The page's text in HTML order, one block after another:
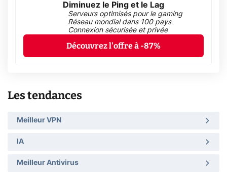
Diminuez le Ping et le Lag
Serveurs optimisés pour le gaming
Réseau mondial dans 100 pays
Connexion sécurisée et privée
Découvrez l'offre à -87%
Les tendances
Meilleur VPN
IA
Meilleur Antivirus